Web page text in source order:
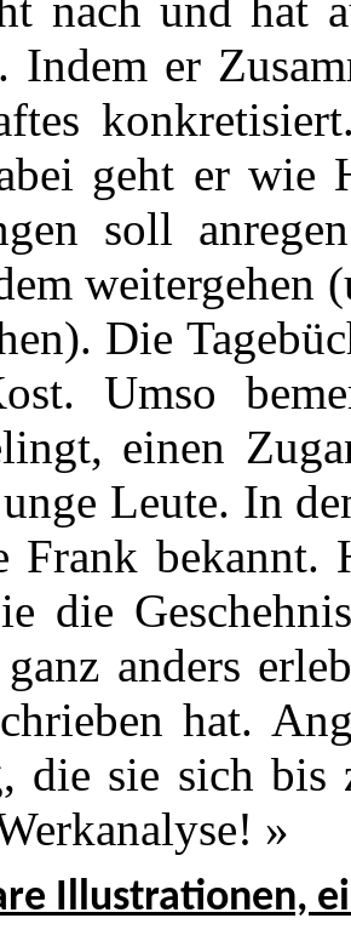
Indem er
geht er wie
soll
weitergehen
Die
Umso
einen
Leute. In
Frank bekannt.
die
anders
hat.
die sie sich bis
»
Illustrationen,